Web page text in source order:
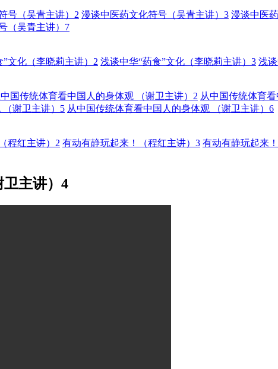
号（吴青主讲）2 漫谈中医药文化符号（吴青主讲）3 漫谈中医
（吴青主讲）7
”文化（李晓莉主讲）2 浅谈中华“药食”文化（李晓莉主讲）3 浅
中国传统体育看中国人的身体观 （谢卫主讲）2 从中国传统体育
（谢卫主讲）5 从中国传统体育看中国人的身体观 （谢卫主讲）6
程红主讲）2 有动有静玩起来！（程红主讲）3 有动有静玩起来
主讲）4